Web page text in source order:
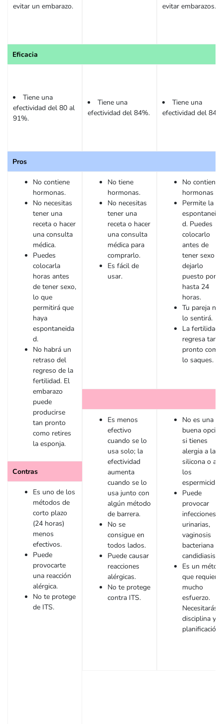
evitar un embarazo.
Eficacia
Tiene una
efectividad del 80 al
91%.
Pros
No contiene
hormonas.
No necesitas
tener una
receta o hacer
una consulta
médica.
Puedes
colocarla
horas antes
de tener sexo,
lo que
permitirá que
haya
espontaneida
d.
No habrá un
retraso del
regreso de la
fertilidad. El
embarazo
puede
producirse
tan pronto
como retires
la esponja.
Contras
Es uno de los
métodos de
corto plazo
(24 horas)
menos
efectivos.
Puede
provocarte
una reacción
alérgica.
No te protege
de ITS.
Tiene una
efectividad del 84%.
No tiene
hormonas.
No necesitas
tener una
receta o hacer
una consulta
médica para
comprarlo.
Es fácil de
usar.
Es menos
efectivo
cuando se lo
usa solo; la
efectividad
aumenta
cuando se lo
usa junto con
algún método
de barrera.
No se
consigue en
todos lados.
Puede causar
reacciones
alérgicas.
No te protege
contra ITS.
evitar embarazos.
Tiene una
efectividad del
No contiene
hormonas
Permite la
espontaneida
d. Puedes
colocarlo
antes de
tener sexo y
dejarlo
puesto por
hasta 24
horas.
Tu pareja no
lo sentirá.
La fertilidad
regresa tan
pronto como
lo saques.
No es una
buena opción
si tienes
alergia a la
silicona o a
los
espermicidas.
Puede
provocar
infecciones
urinarias,
vaginosis
bacteriana o
candidiasis.
Es un
que requiere
mucho
esfuerzo.
Necesitarás
disciplina y
planificación.